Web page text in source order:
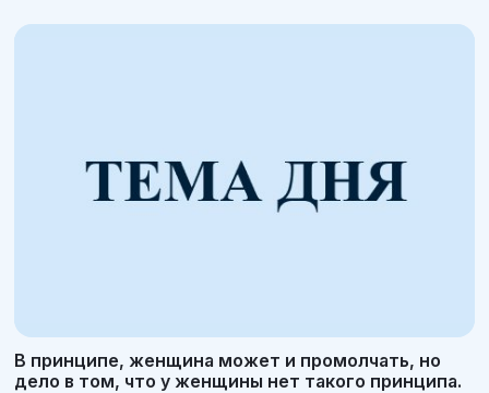
В принципе, женщина может и промолчать, но
дело в том, что у женщины нет такого принципа.